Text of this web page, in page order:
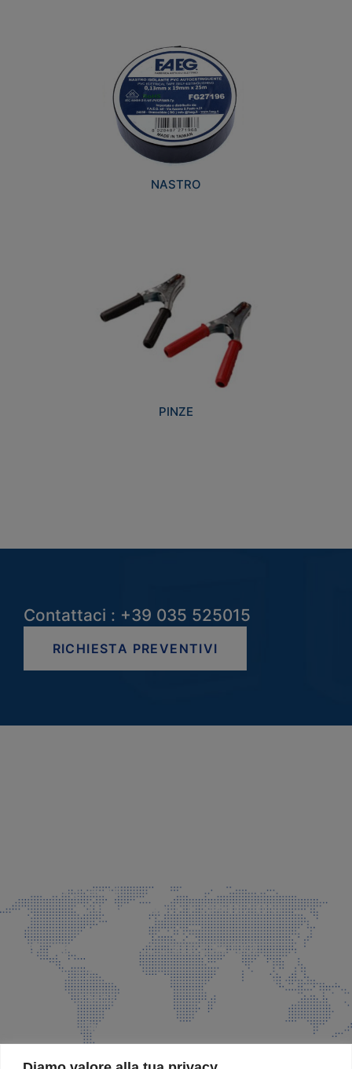
NASTRO
PINZE
Contattaci : +39 035 525015
RICHIESTA PREVENTIVI
info@faeg.it
COMMERCIALE E SPEDIZIONI
Via Padre Elzi, 32 Grassobbio (BG)
035 525015
035 335037
info@faeg.it
SITE MAP